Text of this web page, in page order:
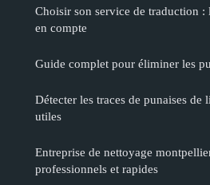
Choisir son service de traduction :
en compte
Guide complet pour éliminer les
Détecter les traces de punaises de
utiles
Entreprise de nettoyage
professionnels et rapides